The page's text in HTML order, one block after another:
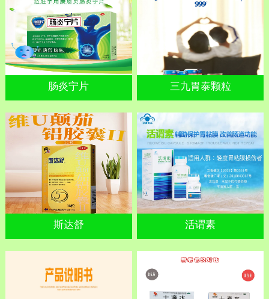
肠炎宁片 三九胃泰颗粒
斯达舒 活谓素